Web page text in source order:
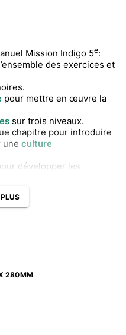
Mission Indigo 5e:
des exercices et
pour mettre en œuvre la
sur trois niveaux.
chapitre pour introduire
une culture
développer les
notions du cours et les
280MM